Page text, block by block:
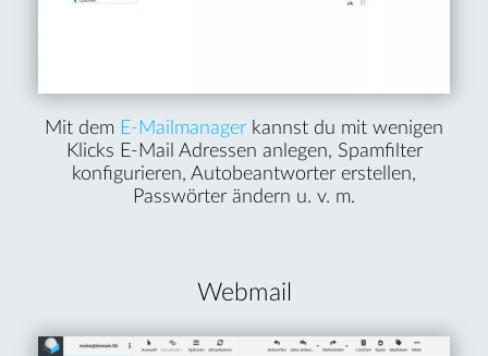
Mit dem E-Mailmanager kannst du mit wenigen
Klicks E-Mail Adressen anlegen, Spamfilter
konfigurieren, Autobeantworter erstellen,
Passwörter ändern u. v. m.
Webmail